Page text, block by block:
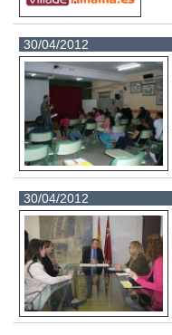
30/04/2012
30/04/2012